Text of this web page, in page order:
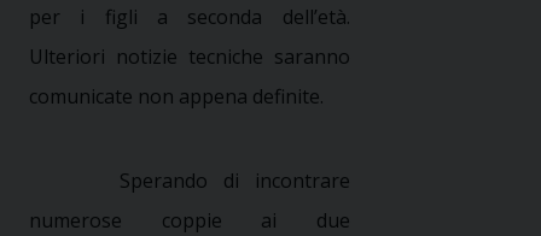
per i figli a seconda dell’età.
Ulteriori notizie tecniche saranno
comunicate non appena definite.
Sperando di incontrare
numerose coppie ai due